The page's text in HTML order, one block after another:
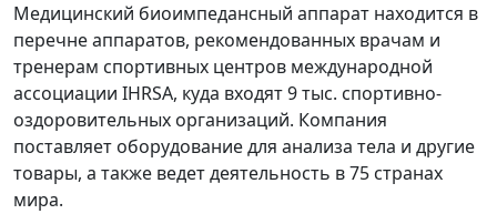
Медицинский биоимпедансный аппарат находится в
перечне аппаратов, рекомендованных врачам и
тренерам спортивных центров международной
ассоциации IHRSA, куда входят 9 тыс. спортивно-
оздоровительных организаций. Компания
поставляет оборудование для анализа тела и другие
товары, а также ведет деятельность в 75 странах
мира.